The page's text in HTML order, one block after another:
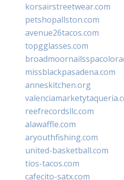
korsairstreetwear.com
petshopallston.com
avenue26tacos.com
topgglasses.com
missblackpasadena.com
anneskitchen.org
reefrecordsllc.com
alawaffle.com
aryouthfishing.com
united-basketball.com
tios-tacos.com
cafecito-satx.com